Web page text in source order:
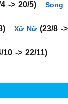
4 -> 20/5)
Song
Xử Nữ (23/8 ->
10 -> 22/11)